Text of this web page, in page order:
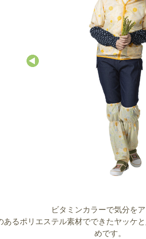
ビタミンカラーで気分をア
あるポリエステル素材でできたヤッケ
めです。